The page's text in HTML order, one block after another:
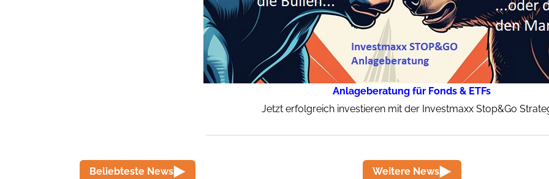
Anlageberatung für Fonds & ETFs
Jetzt erfolgreich investieren mit der Investmaxx Stop&Go
Beliebteste News Weitere News